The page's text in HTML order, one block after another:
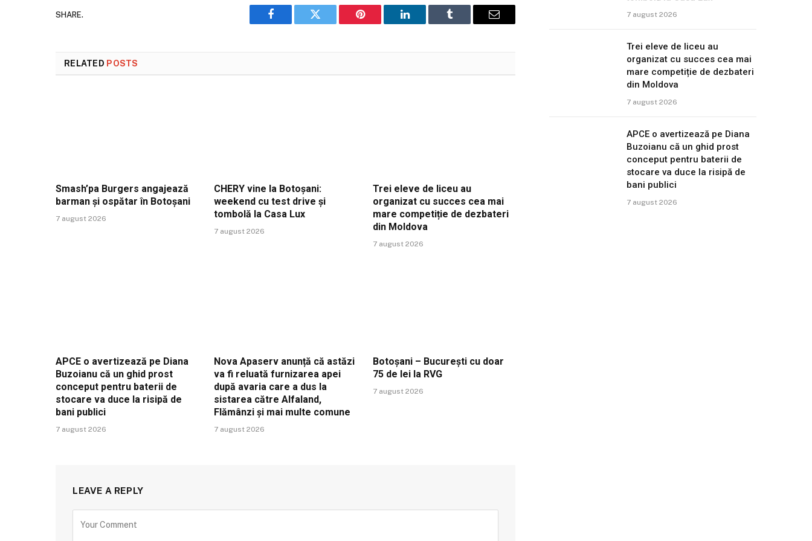
SHARE.
Facebook Twitter Pinterest LinkedIn Tumblr Email
RELATED POSTS
Smash’pa Burgers angajează
barman și ospătar în Botoșani
7 august 2026
CHERY vine la Botoșani:
weekend cu test drive și
tombolă la Casa Lux
7 august 2026
Trei eleve de liceu au
organizat cu succes cea mai
mare competiție de dezbateri
din Moldova
7 august 2026
APCE o avertizează pe Diana
Buzoianu că un ghid prost
conceput pentru baterii de
stocare va duce la risipă de
bani publici
7 august 2026
Nova Apaserv anunță că astăzi
va fi reluată furnizarea apei
după avaria care a dus la
sistarea către Alfaland,
Flămânzi și mai multe comune
7 august 2026
Botoșani – București cu doar
75 de lei la RVG
7 august 2026
LEAVE A REPLY
7 august 2026
Trei eleve de liceu au
organizat cu succes cea mai
mare competiție de dezbateri
din Moldova
7 august 2026
APCE o avertizează pe Diana
Buzoianu că un ghid prost
conceput pentru baterii de
stocare va duce la risipă de
bani publici
7 august 2026